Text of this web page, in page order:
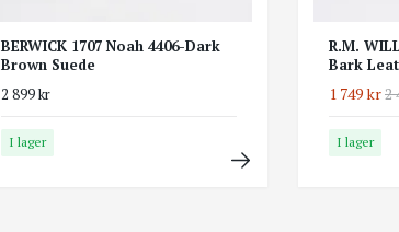
BERWICK 1707 Noah 4406-Dark
Brown Suede
2 899 kr
I lager
R.M.
Bark
1 749 kr2
I lager